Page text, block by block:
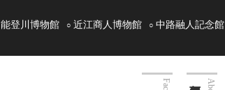
能登川博物館 近江商人博物館 中路融人記念館